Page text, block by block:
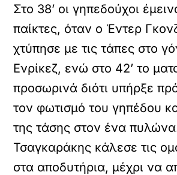
Στο 38’ οι γηπεδούχοι
παίκτες, όταν ο Έντερ
χτύπησε με τις τάπες στο
Ενρίκεζ, ενώ στο 42’ το
προσωρινά διότι υπήρξε
τον φωτισμό του γηπέδου
της τάσης στον ένα
Τσαγκαράκης κάλεσε τις
στα αποδυτήρια, μέχρι να